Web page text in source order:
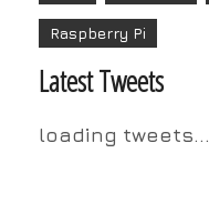
Raspberry Pi
Latest Tweets
loading tweets...